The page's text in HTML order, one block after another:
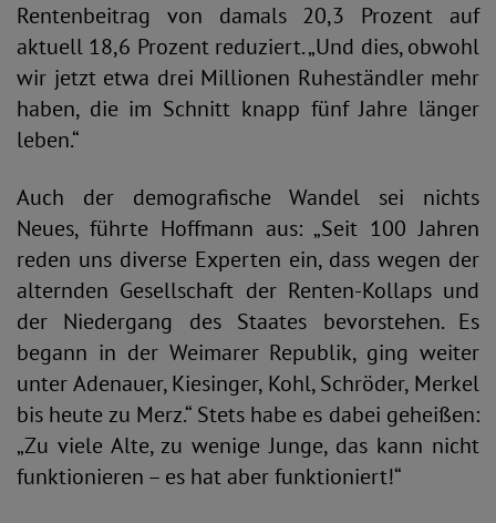
Rentenbeitrag von damals 20,3 Prozent auf
aktuell 18,6 Prozent reduziert. „Und dies, obwohl
wir jetzt etwa drei Millionen Ruheständler mehr
haben, die im Schnitt knapp fünf Jahre länger
leben.“
Auch der demografische Wandel sei nichts
Neues, führte Hoffmann aus: „Seit 100 Jahren
reden uns diverse Experten ein, dass wegen der
alternden Gesellschaft der Renten-Kollaps und
der Niedergang des Staates bevorstehen. Es
begann in der Weimarer Republik, ging weiter
unter Adenauer, Kiesinger, Kohl, Schröder, Merkel
bis heute zu Merz.“ Stets habe es dabei geheißen:
„Zu viele Alte, zu wenige Junge, das kann nicht
funktionieren – es hat aber funktioniert!“